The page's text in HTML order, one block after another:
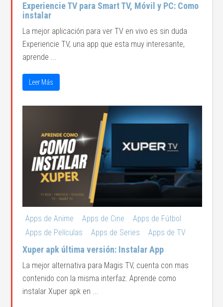
Experiencie TV para Smart TV, Móvil y PC: Como
instalar
La mejor aplicación para ver TV en vivo es sin duda
Experiencie TV, una app que esta muy interesante,
aprende ...
Leer Más
Apps de Anime Apps de Cine
Apps de Fútbol
Apps de Películas
Apps de Series Apps de TV
Xuper apk última versión: Instalar App
La mejor alternativa para Magis TV, cuenta con mas
contenido con la misma interfaz. Aprende como
instalar Xuper apk en ...